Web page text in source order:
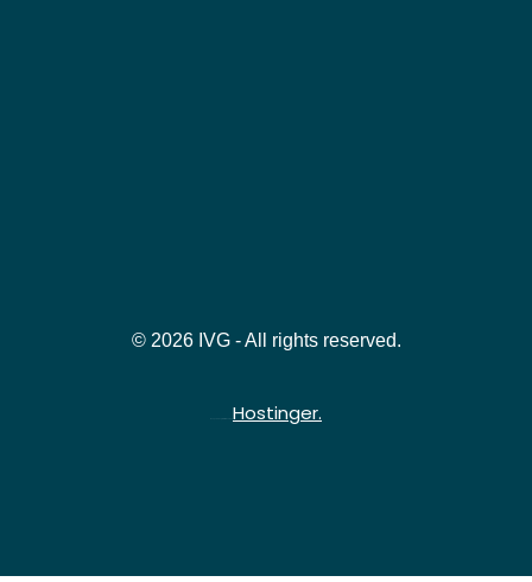
© 2026 IVG - All rights reserved.
Hostinger.